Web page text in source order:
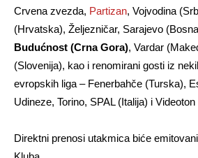
Crvena zvezda, Partizan, Vojvodina
(Hrvatska), Željezničar, Sarajevo
Budućnost (Crna Gora), Vardar
(Slovenija), kao i renomirani gosti iz
evropskih liga – Fenerbahče (Turska),
Udineze, Torino, SPAL (Italija) i
Direktni prenosi utakmica biće